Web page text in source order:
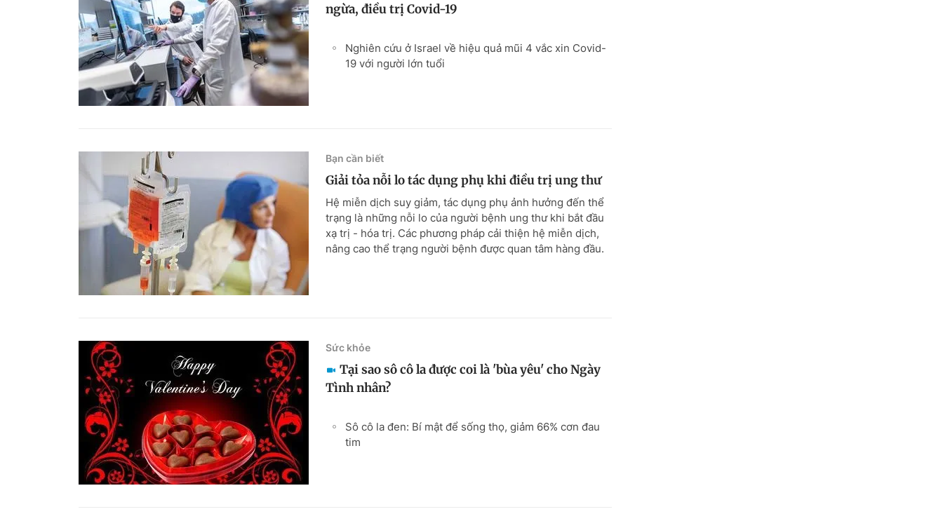
ngừa, điều trị Covid-19
Nghiên cứu ở Israel về hiệu quả mũi 4 vắc xin Covid-
19 với người lớn tuổi
Bạn cần biết
Giải tỏa nỗi lo tác dụng phụ khi điều trị ung thư
Hệ miễn dịch suy giảm, tác dụng phụ ảnh hưởng đến thể
trạng là những nỗi lo của người bệnh ung thư khi bắt đầu
xạ trị - hóa trị. Các phương pháp cải thiện hệ miễn dịch,
nâng cao thể trạng người bệnh được quan tâm hàng đầu.
Sức khỏe
Tại sao sô cô la được coi là 'bùa yêu' cho Ngày
Tình nhân?
Sô cô la đen: Bí mật để sống thọ, giảm 66% cơn đau
tim